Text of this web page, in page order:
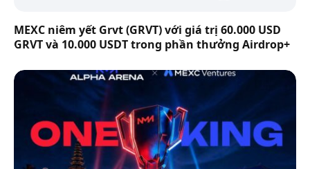
MEXC niêm yết Grvt (GRVT) với giá trị 60.000 USD
GRVT và 10.000 USDT trong phần thưởng Airdrop+